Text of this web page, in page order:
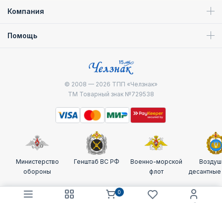
Компания
Помощь
© 2008 — 2026 ТПП «Челзнак»
ТМ Товарный знак №729538
Министерство
обороны
Генштаб ВС РФ
Военно-морской
флот
десантные
0